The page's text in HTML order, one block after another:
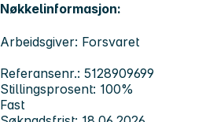
Nøkkelinformasjon:
Arbeidsgiver: Forsvaret
Referansenr.: 5128909699
Stillingsprosent: 100%
Fast